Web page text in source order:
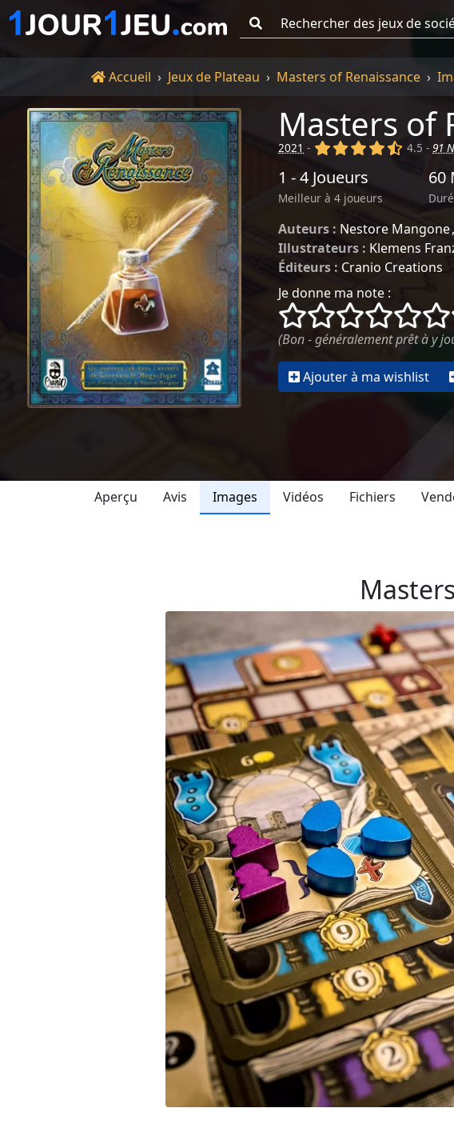
Accueil
Accueil Jeux de Plateau Masters of Renaissance
Masters of
2021 - (x) (x) (x) (x) (,)
4.5 -91
1 - 4 Joueurs
Meilleur à 4 joueurs
60
Auteurs : Nestore Mangone
Illustrateurs : Klemens
Éditeurs : Cranio Creations
Je donne ma note :
()
() () () ()
(Bon - généralement prêt à y
Ajouter à ma wishlist
Aperçu Avis Images Vidéos Fichiers